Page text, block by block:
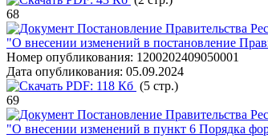
68
Постановление Правительства
"О внесении изменений в постановление
Номер опубликования: 1200202409050001
Дата опубликования: 05.09.2024
PDF: 118 Кб (5 стр.)
69
Постановление Правительства
"О внесении изменений в пункт 6 Порядка